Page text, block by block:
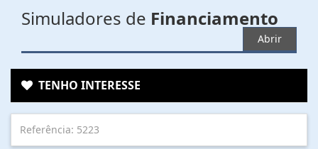
Simuladores de Financiamento
Abrir
TENHO INTERESSE